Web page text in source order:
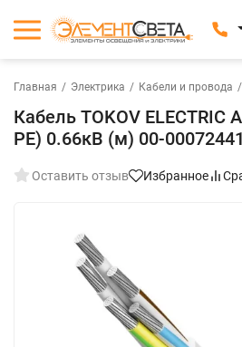
Главная / Электрика / Кабели и провода /
Кабель TOKOV
PE) 0.66кВ (м) 00-00072441
Оставить отзыв Избранное